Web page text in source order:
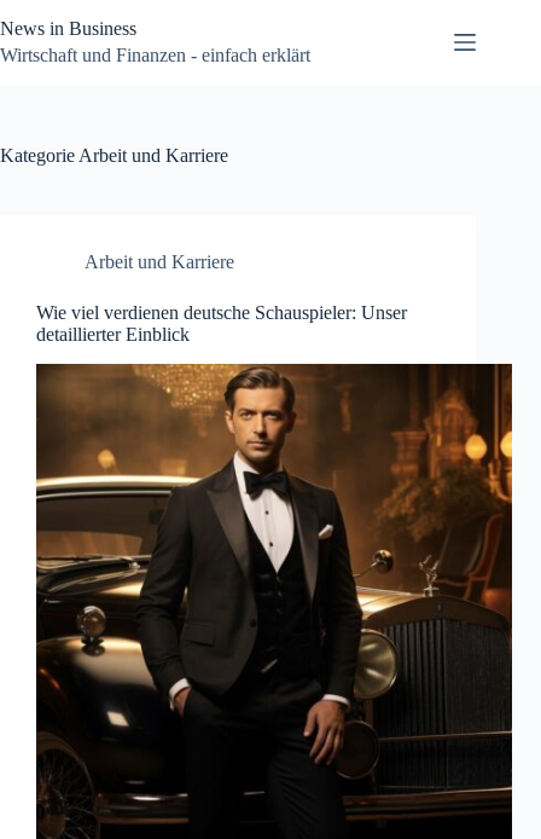
Inhalt
springen
News in Business
Wirtschaft und Finanzen - einfach erklärt
Kategorie Arbeit und Karriere
Arbeit und Karriere
Wie viel verdienen deutsche Schauspieler: Unser
detaillierter Einblick